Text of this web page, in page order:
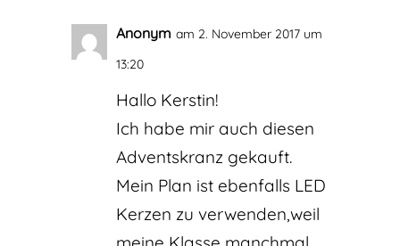
Anonym am 2. November 2017 um
13:20
Hallo Kerstin!
Ich habe mir auch diesen
Adventskranz gekauft.
Mein Plan ist ebenfalls LED
Kerzen zu verwenden,weil